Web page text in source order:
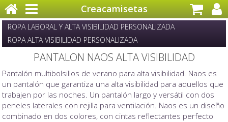
Creacamisetas
ROPA LABORAL Y ALTA VISIBILIDAD PERSONALIZADA
ROPA ALTA VISIBILIDAD PERSONALIZADA
PANTALON NAOS ALTA VISIBILIDAD
Pantalón multibolsillos de verano para alta visibilidad. Naos es
un pantalón que garantiza una alta visibilidad para aquellos que
trabajen por las noches. Un pantalón largo y versátil con dos
peneles laterales con rejilla para ventilación. Naos es un diseño
combinado en dos colores, con cintas reflectantes perfecto